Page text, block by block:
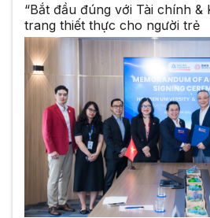
“Bắt đầu đúng với Tài chính &
trang thiết thực cho người trẻ